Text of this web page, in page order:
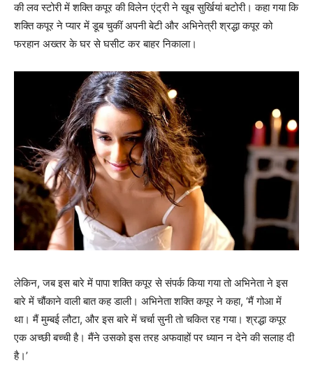
की लव स्‍टोरी में शक्‍ति कपूर की विलेन एंट्री ने खूब सुर्खियां बटोरी। कहा गया कि
शक्‍ति कपूर ने प्‍यार में डूब चुकीं अपनी बेटी और अभिनेत्री श्रद्धा कपूर को
फरहान अख्‍तर के घर से घसीट कर बाहर निकाला।
लेकिन, जब इस बारे में पापा शक्‍ति कपूर से संपर्क किया गया तो अभिनेता ने इस
बारे में चौंकाने वाली बात कह डाली। अभिनेता शक्‍ति कपूर ने कहा, ‘मैं गोआ में
था। मैं मुम्‍बई लौटा, और इस बारे में चर्चा सुनी तो चकित रह गया। श्रद्धा कपूर
एक अच्‍छी बच्‍ची है। मैंने उसको इस तरह अफवाहों पर ध्‍यान न देने की सलाह दी
है।’